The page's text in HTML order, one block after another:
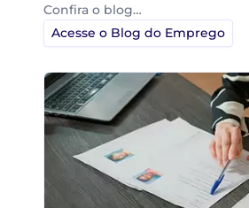
Confira o blog…
Acesse o Blog do Emprego